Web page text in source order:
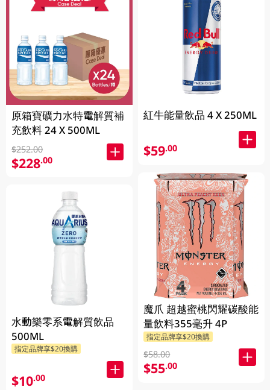
原箱寶礦力水特電解質補
充飲料 24 X 500ML
$252.00
$228.00
水動樂零系電解質飲品
500ML
指定品牌享$20換購
$10.00
紅牛能量飲品 4 X 250ML
$59.00
魔爪 超越蜜桃閃耀碳酸能
量飲料355毫升 4P
指定品牌享$20換購
$58.00
$55.00